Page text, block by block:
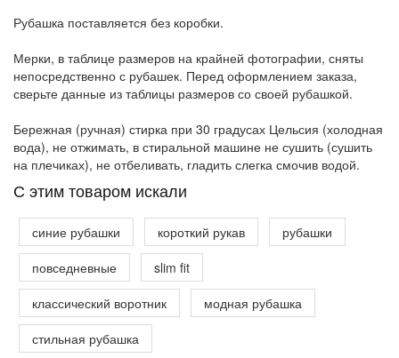
Рубашка поставляется без коробки.
Мерки, в таблице размеров на крайней фотографии, сняты
непосредственно с рубашек. Перед оформлением заказа,
сверьте данные из таблицы размеров со своей рубашкой.
Бережная (ручная) стирка при 30 градусах Цельсия (холодная
вода), не отжимать, в стиральной машине не сушить (сушить
на плечиках), не отбеливать, гладить слегка смочив водой.
C этим товаром искали
синие рубашки короткий рукав
рубашки
повседневные
slim fit
классический воротник
модная рубашка
стильная рубашка